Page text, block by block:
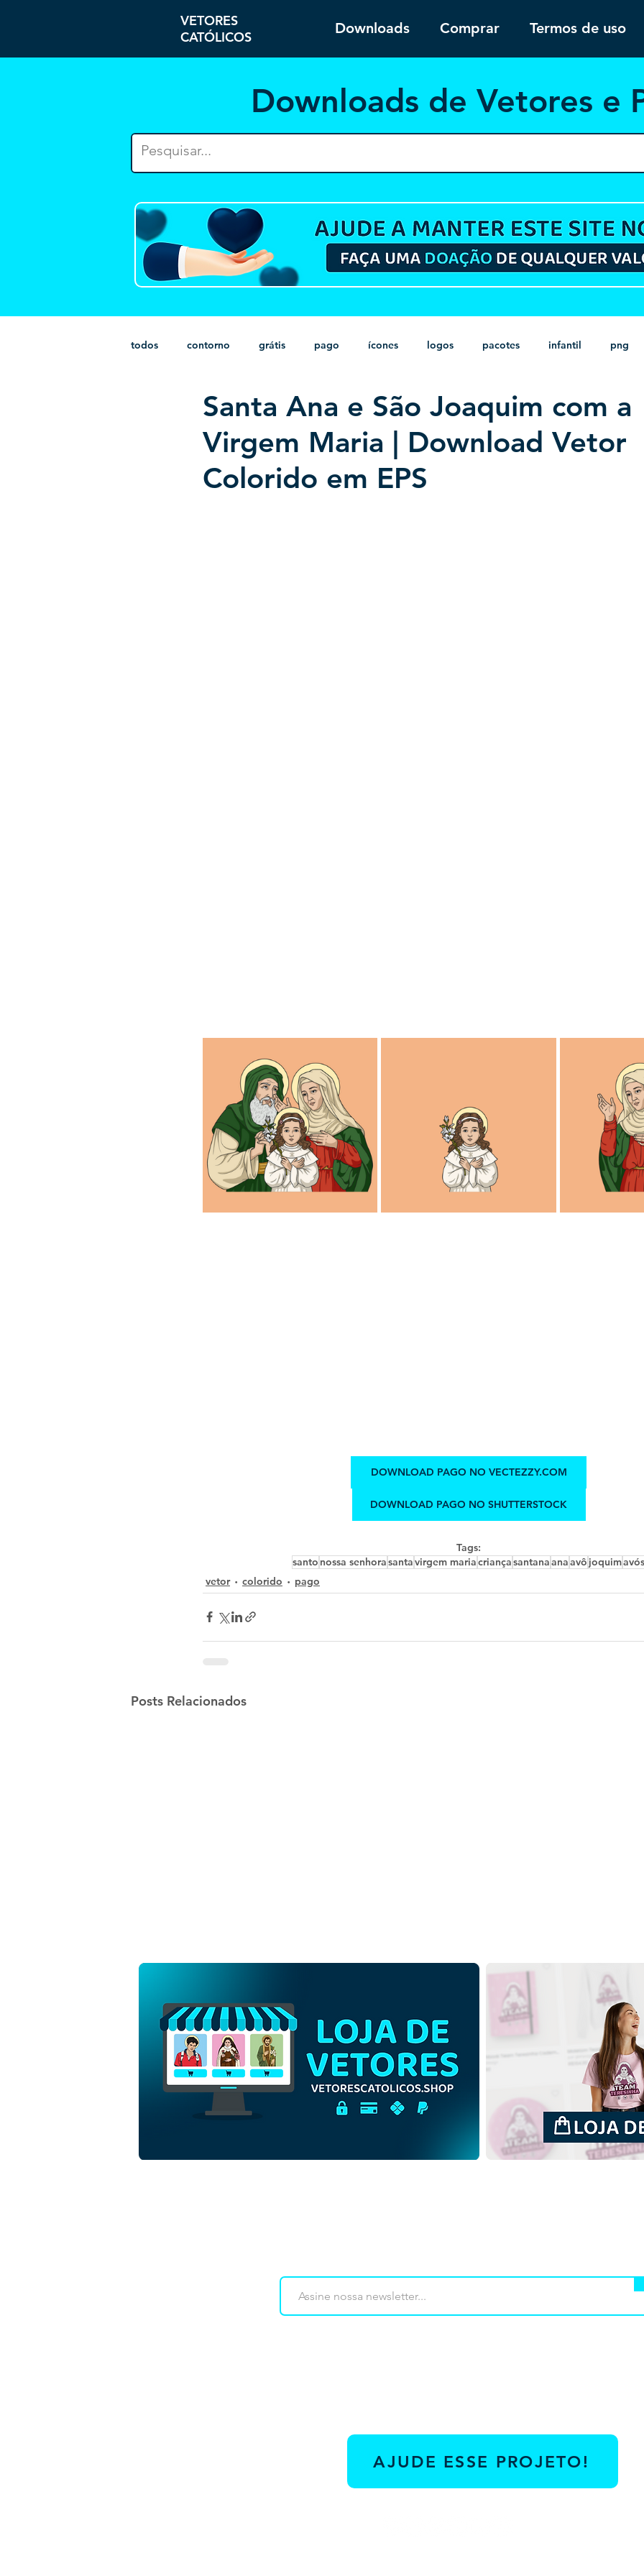
VETORES
CATÓLICOS
Downloads Comprar Termos de uso
Downloads de Vetores e
todos contorno grátis pago ícones logos pacotes infantil png
monocromático vetor estampas sem fundo HD minimalista psd
Santa Ana e São Joaquim com a
Virgem Maria | Download Vetor
Colorido em EPS
DOWNLOAD PAGO NO VECTEZZY.COM
DOWNLOAD PAGO NO SHUTTERSTOCK
Tags:
santo nossa senhorasantavirgem mariacriançasantanaanaavô joquimavós
vetor
colorido pago
Posts Relacionados
Santa Ana e São Joaquim
com a Virgem Maria |
Download Grátis Vetor
Santa Ana e São Joaquim
com a Virgem Maria |
Download Grátis Ilustração
Contorno sem fundo em
com
AJUDE ESSE PROJETO!